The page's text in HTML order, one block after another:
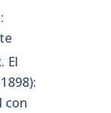
El
con